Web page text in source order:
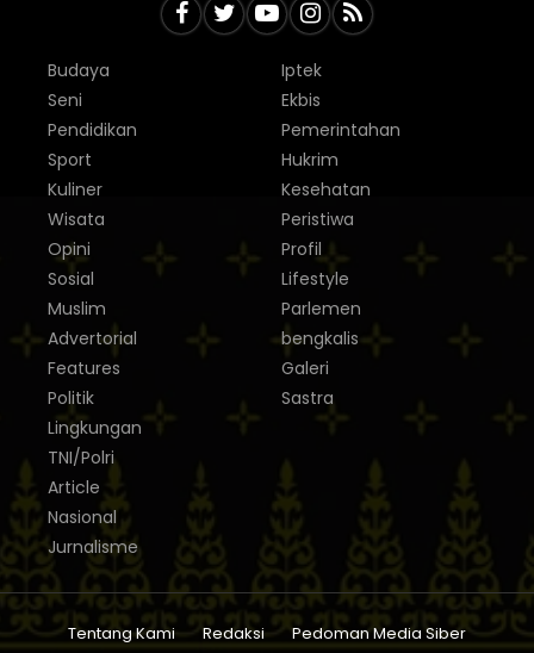
Budaya
Seni
Pendidikan
Sport
Kuliner
Wisata
Iptek
Ekbis
Pemerintahan
Hukrim
Kesehatan
Peristiwa
Opini
Sosial
Muslim
Advertorial
Features
Politik
Profil
Lifestyle
Parlemen
bengkalis
Galeri
Sastra
Lingkungan
TNI/Polri
Article
Nasional
Jurnalisme
Tentang Kami Redaksi Pedoman Media Siber